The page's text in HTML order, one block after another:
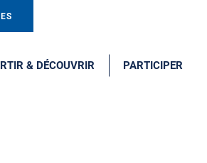
& DÉCOUVRIR PARTICIPER